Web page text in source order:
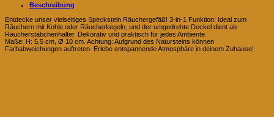
Beschreibung
Entdecke unser vielseitiges Speckstein Räuchergefäß! 3-in-1 Funktion: Ideal zum
Räuchern mit Kohle oder Räucherkegeln, und der umgedrehte Deckel dient als
Räucherstäbchenhalter. Dekorativ und praktisch für jedes Ambiente.
Maße: H: 5,5 cm, Ø 10 cm. Achtung: Aufgrund des Natursteins können
Farbabweichungen auftreten. Erlebe entspannende Atmosphäre in deinem Zuhause!